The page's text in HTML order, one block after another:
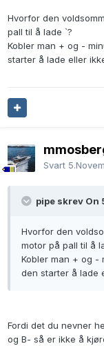
Hvorfor den
pall til å lade `?
Kobler man + og -
starter å lade eller
Svart
pipe skrev On
Hvorfor den
motor på pall til å
Kobler man + og -
den starter å lade
Fordi det du nevner
og B- så er ikke å